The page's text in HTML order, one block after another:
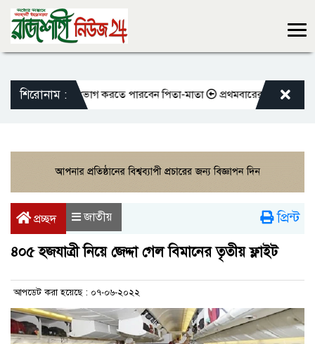
শিরোনাম :
আজীবন ভোগ করতে পারবেন পিতা-মাতা প্রথমবারের মতো এমপিওভুক্ত
প্রচ্ছদ জাতীয় প্রিন্ট
৪০৫ হজযাত্রী নিয়ে জেদ্দা গেল বিমানের তৃতীয় ফ্লাইট
আপডেট করা হয়েছে : ০৭-০৬-২০২২